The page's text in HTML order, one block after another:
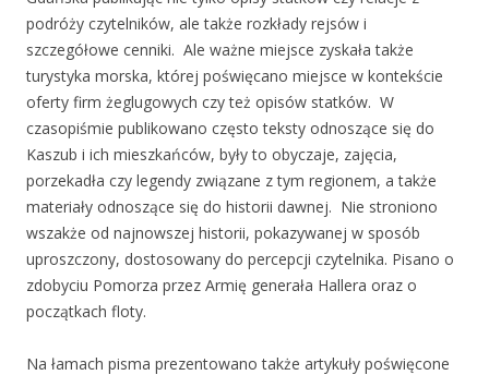
podróży czytelników, ale także rozkłady rejsów i
szczegółowe cenniki. Ale ważne miejsce zyskała także
turystyka morska, której poświęcano miejsce w kontekście
oferty firm żeglugowych czy też opisów statków. W
czasopiśmie publikowano często teksty odnoszące się do
Kaszub i ich mieszkańców, były to obyczaje, zajęcia,
porzekadła czy legendy związane z tym regionem, a także
materiały odnoszące się do historii dawnej. Nie stroniono
wszakże od najnowszej historii, pokazywanej w sposób
uproszczony, dostosowany do percepcji czytelnika. Pisano o
zdobyciu Pomorza przez Armię generała Hallera oraz o
początkach floty.
Na łamach pisma prezentowano także artykuły poświęcone